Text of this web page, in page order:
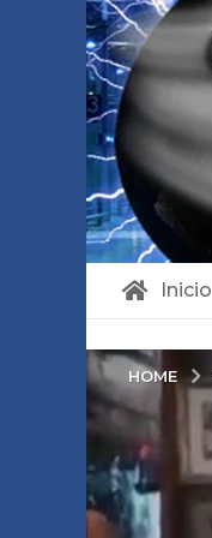
Inicio
HOME